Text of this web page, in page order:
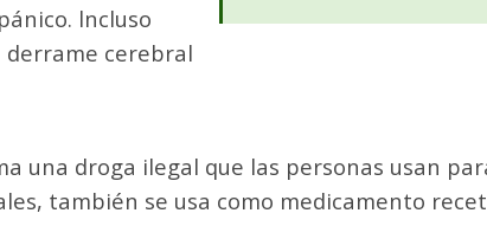
lncluso
derrame cerebral
una droga ilegal que las personas usan
también se usa como medicamento